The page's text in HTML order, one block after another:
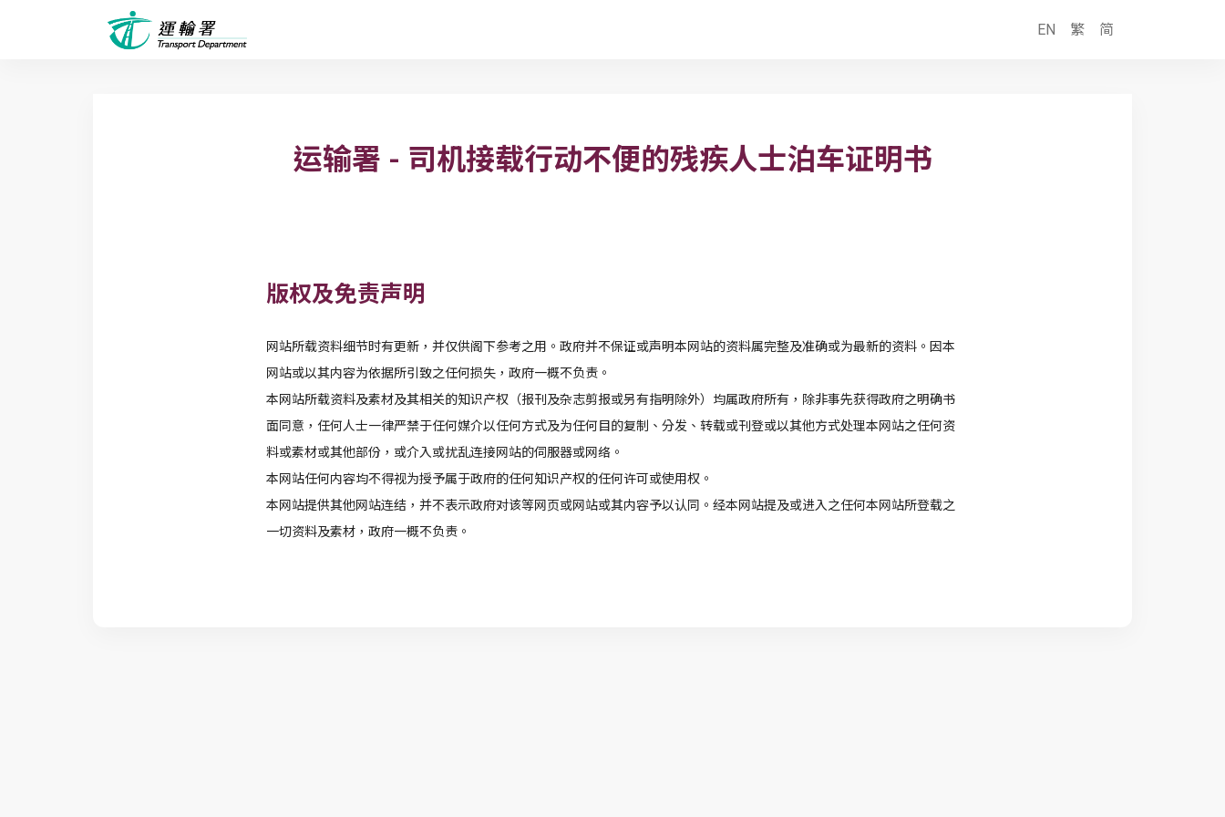
EN 繁 简
运输署 - 司机接载行动不便的残疾人士泊车证明书
版权及免责声明
网站所载资料细节时有更新，并仅供阁下参考之用。政府并不保证或声明本网站的资料属完整及准确或为最新的资料。因本
网站或以其内容为依据所引致之任何损失，政府一概不负责。
本网站所载资料及素材及其相关的知识产权（报刊及杂志剪报或另有指明除外）均属政府所有，除非事先获得政府之明确书
面同意，任何人士一律严禁于任何媒介以任何方式及为任何目的复制、分发、转载或刊登或以其他方式处理本网站之任何资
料或素材或其他部份，或介入或扰乱连接网站的伺服器或网络。
本网站任何内容均不得视为授予属于政府的任何知识产权的任何许可或使用权。
本网站提供其他网站连结，并不表示政府对该等网页或网站或其内容予以认同。经本网站提及或进入之任何本网站所登载之
一切资料及素材，政府一概不负责。